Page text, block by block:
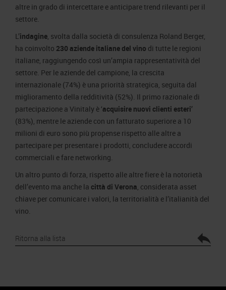
altre in grado di intercettare e anticipare trend rilevanti per il
settore.
L’indagine, svolta dalla società di consulenza Roland Berger,
ha coinvolto 230 aziende italiane del vino di tutte le regioni
italiane, raggiungendo così un’ampia rappresentatività del
settore. Per le aziende del campione, la crescita
internazionale (74%) è una priorità strategica, seguita dal
miglioramento della redditività (52%). Il primo razionale di
partecipazione a Vinitaly è ‘acquisire nuovi clienti esteri’
(83%), mentre le aziende con un fatturato superiore a 10
milioni di euro sono più propense rispetto alle altre a
partecipare per presentare i prodotti, concludere accordi
commerciali e fare networking.
Un altro punto di forza, rispetto alle altre fiere è la notorietà
dell’evento ma anche la città di Verona, considerata asset
chiave per comunicare i valori, la territorialità e l’italianità del
vino.
Ritorna alla lista